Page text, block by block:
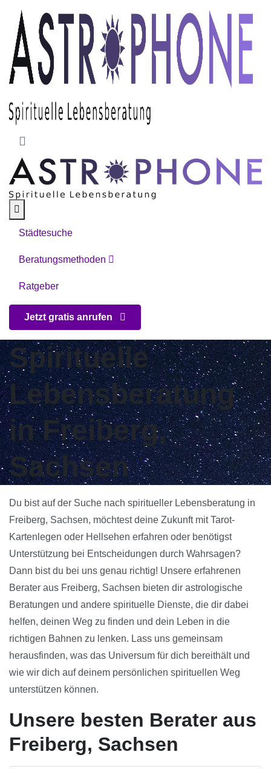
Skip to main content
Städtesuche
Beratungsmethoden
Ratgeber
Jetzt gratis anrufen
Spirituelle
Lebensberatung
in Freiberg,
Sachsen
Du bist auf der Suche nach spiritueller Lebensberatung in
Freiberg, Sachsen, möchtest deine Zukunft mit Tarot-
Kartenlegen oder Hellsehen erfahren oder benötigst
Unterstützung bei Entscheidungen durch Wahrsagen?
Dann bist du bei uns genau richtig! Unsere erfahrenen
Berater aus Freiberg, Sachsen bieten dir astrologische
Beratungen und andere spirituelle Dienste, die dir dabei
helfen, deinen Weg zu finden und dein Leben in die
richtigen Bahnen zu lenken. Lass uns gemeinsam
herausfinden, was das Universum für dich bereithält und
wie wir dich auf deinem persönlichen spirituellen Weg
unterstützen können.
Unsere besten Berater aus
Freiberg, Sachsen